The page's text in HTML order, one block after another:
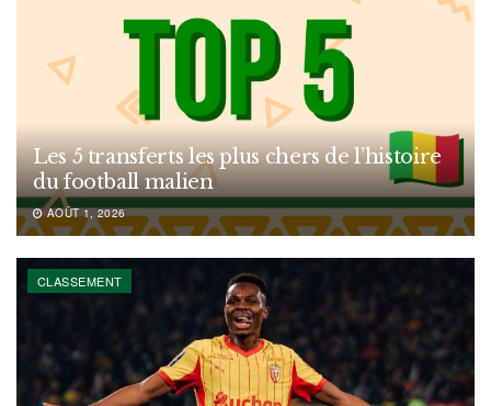
Les 5 transferts les plus chers de l’histoire
du football malien
AOÛT 1, 2026
CLASSEMENT